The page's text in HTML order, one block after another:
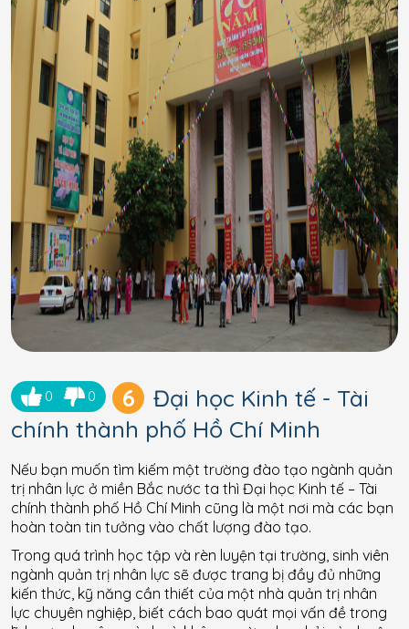
0 0 6
Đại học Kinh tế - Tài
chính thành phố Hồ Chí Minh
Nếu bạn muốn tìm kiếm một trường đào tạo ngành quản
trị nhân lực ở miền Bắc nước ta thì Đại học Kinh tế – Tài
chính thành phố Hồ Chí Minh cũng là một nơi mà các bạn
hoàn toàn tin tưởng vào chất lượng đào tạo.
Trong quá trình học tập và rèn luyện tại trường, sinh viên
ngành quản trị nhân lực sẽ được trang bị đầy đủ những
kiến thức, kỹ năng cần thiết của một nhà quản trị nhân
lực chuyên nghiệp, biết cách bao quát mọi vấn đề trong